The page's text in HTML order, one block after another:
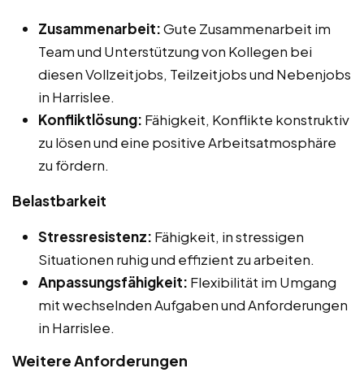
Zusammenarbeit:Gute Zusammenarbeit im
Team und Unterstützung von Kollegen bei
diesen Vollzeitjobs, Teilzeitjobs und Nebenjobs
in Harrislee.
Konfliktlösung: Fähigkeit, Konflikte konstruktiv
zu lösen und eine positive Arbeitsatmosphäre
zu fördern.
Belastbarkeit
Stressresistenz: Fähigkeit, in stressigen
Situationen ruhig und effizient zu arbeiten.
Anpassungsfähigkeit: Flexibilität im Umgang
mit wechselnden Aufgaben und Anforderungen
in Harrislee.
Weitere Anforderungen